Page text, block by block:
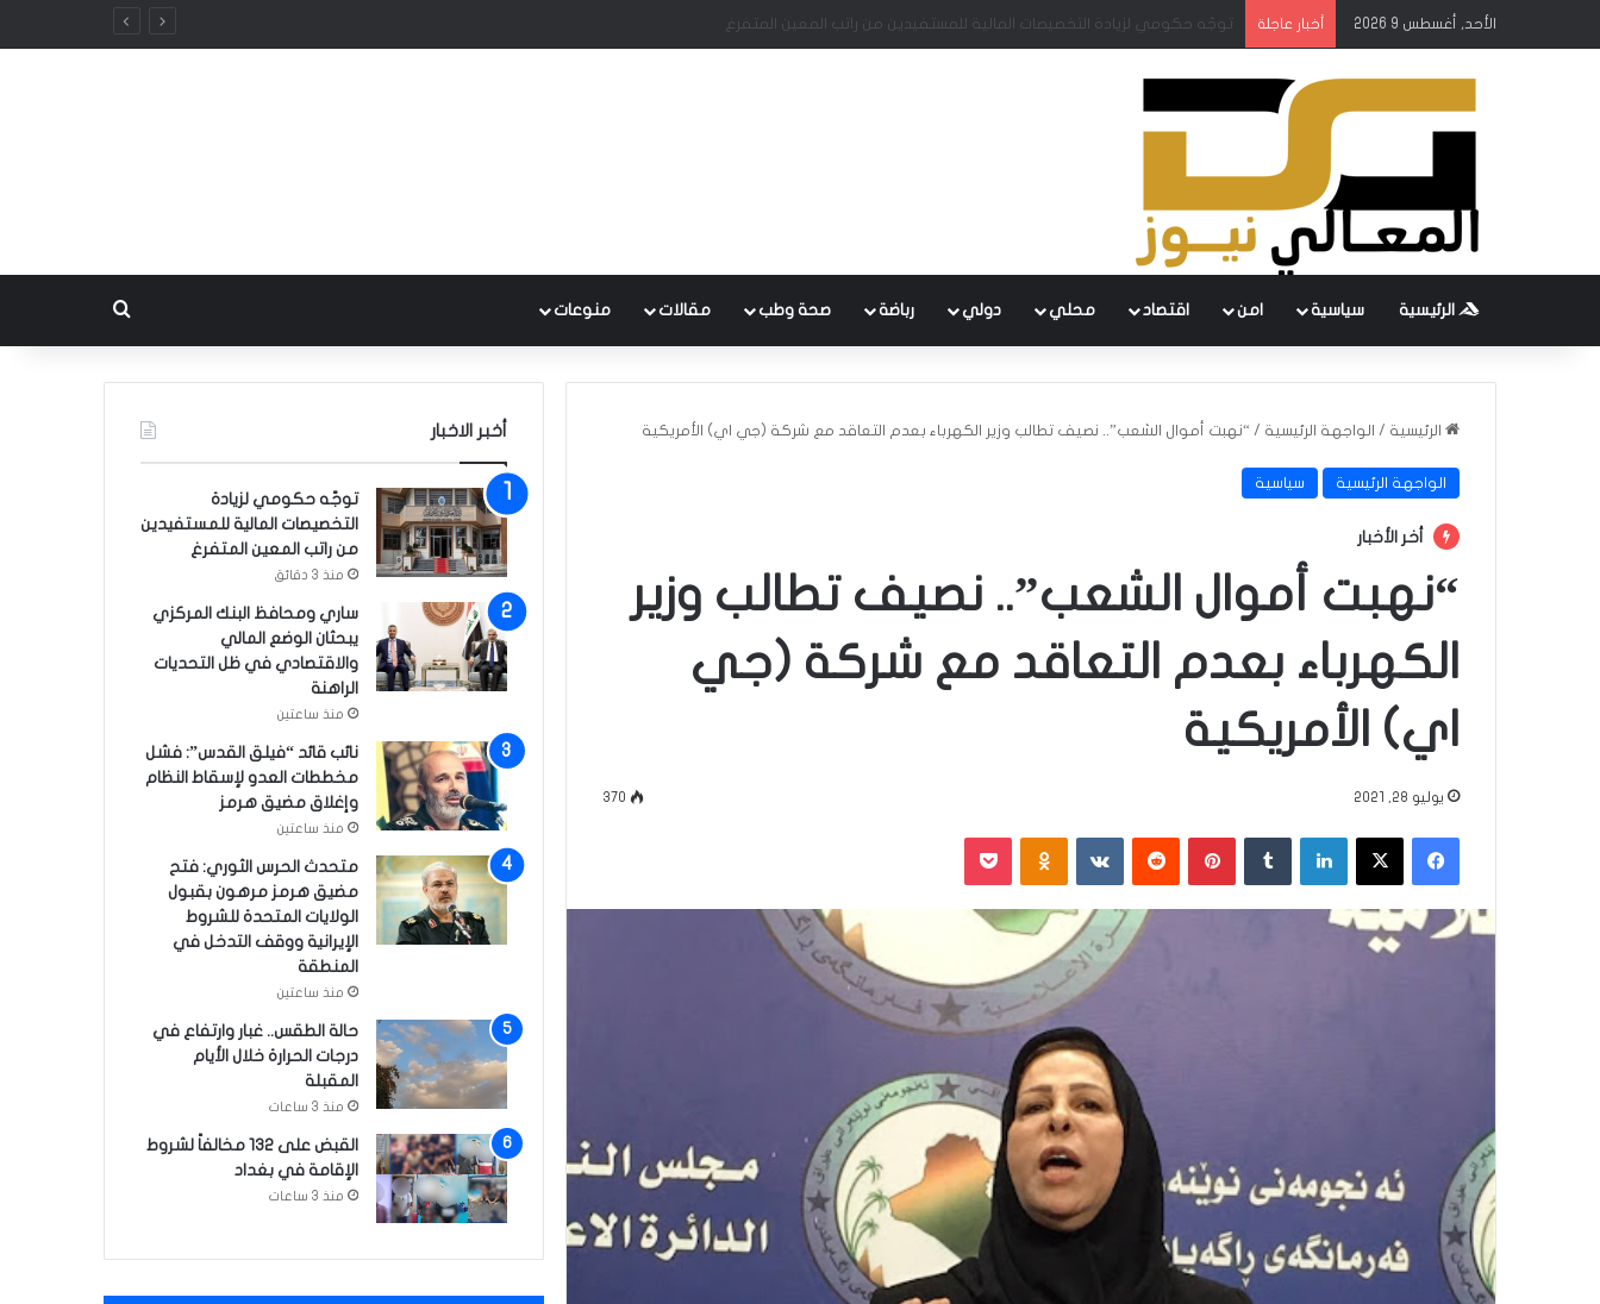
الأحد, أغسطس 9 2026 أخبار عاجلة ساري ومحافظ البنك المركزي يبحثان الوضع المالي والاقتصادي في ظل التحديات الراهنة
الرئيسية سياسية امن اقتصاد محلي دولي رباضة صحة وطب مقالات منوعات
الرئيسية / الواجهة الرئيسية / “نهبت أموال الشعب”.. نصيف تطالب وزير الكهرباء بعدم التعاقد مع شركة (جي اي) الأمريكية
الواجهة الرئيسية سياسية
أخر الأخبار
“نهبت أموال الشعب”.. نصيف تطالب وزير
الكهرباء بعدم التعاقد مع شركة (جي
اي) الأمريكية
يوليو 28, 2021 370
فيسبوك ‫X لينكدإن بينتيريست ‏VKontakte
أخبر الاخبار
توجّه حكومي لزيادة
التخصيصات المالية للمستفيدين
من راتب المعين المتفرغ
منذ 3 دقائق
ساري ومحافظ البنك المركزي
يبحثان الوضع المالي
والاقتصادي في ظل التحديات
الراهنة
منذ ساعتين
نائب قائد “فيلق القدس”: فشل
مخططات العدو لإسقاط النظام
وإغلاق مضيق هرمز
منذ ساعتين
متحدث الحرس الثوري: فتح
مضيق هرمز مرهون بقبول
الولايات المتحدة للشروط
الإيرانية ووقف التدخل في
المنطقة
منذ ساعتين
حالة الطقس.. غبار وارتفاع في
درجات الحرارة خلال الأيام
المقبلة
منذ 3 ساعات
القبض على 132 مخالفاً لشروط
الإقامة في بغداد
منذ 3 ساعات